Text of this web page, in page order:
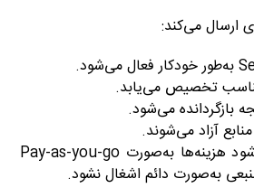
ارسال می‌کند:
تخصیص می‌یابد.
بازگردانده می‌شود.
آزاد می‌شوند.
این معماری باعث می‌شود هزینه‌ها به‌صورت Pay-as-you-go
به‌صورت دائم اشغال نشود.